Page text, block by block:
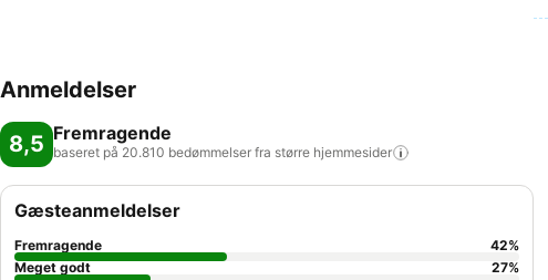
Anmeldelser
8,5 Fremragende
baseret på 20.810 bedømmelser fra større hjemmesider
Gæsteanmeldelser
Fremragende 42%
Meget godt
27%